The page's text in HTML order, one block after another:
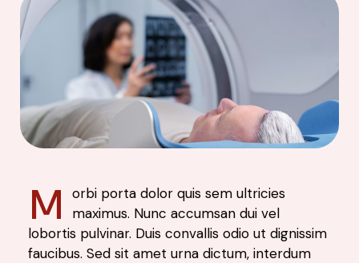
M
orbi porta dolor quis sem ultricies
maximus. Nunc accumsan dui vel
lobortis pulvinar. Duis convallis odio ut dignissim
faucibus. Sed sit amet urna dictum, interdum